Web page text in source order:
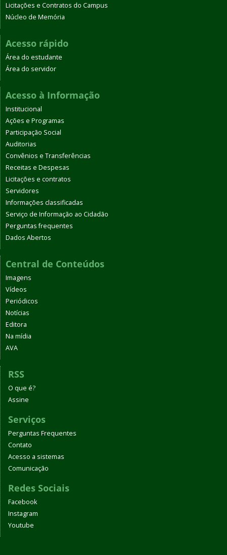
Licitações e Contratos do Campus
Núcleo de Memória
Acesso rápido
Área do estudante
Área do servidor
Acesso à Informação
Institucional
Ações e Programas
Participação Social
Auditorias
Convênios e Transferências
Receitas e Despesas
Licitações e contratos
Servidores
Informações classificadas
Serviço de Informação ao Cidadão
Perguntas frequentes
Dados Abertos
Central de Conteúdos
Imagens
Vídeos
Periódicos
Notícias
Editora
Na mídia
AVA
RSS
O que é?
Assine
Serviços
Perguntas Frequentes
Contato
Acesso a sistemas
Comunicação
Redes Sociais
Facebook
Instagram
Youtube